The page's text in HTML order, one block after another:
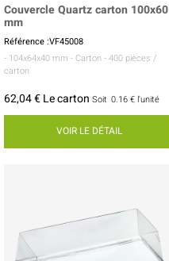
Couvercle Quartz carton 100x60
mm
Référence :VF45008
- 104x64x40 mm - Carton - 400 pièces /
carton
62,04 € Le carton Soit 0.16 € l'unité
VOIR LE DÉTAIL